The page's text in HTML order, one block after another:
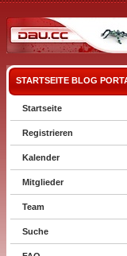
STARTSEITE BLOG
Startseite
Registrieren
Kalender
Mitglieder
Team
Suche